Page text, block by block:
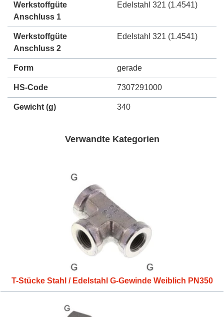
Werkstoffgüte
Anschluss 1
Edelstahl 321 (1.4541)
Werkstoffgüte
Anschluss 2
Edelstahl 321 (1.4541)
Form gerade
HS-Code 7307291000
Gewicht (g) 340
Verwandte Kategorien
T-Stücke Stahl / Edelstahl G-Gewinde Weiblich PN350